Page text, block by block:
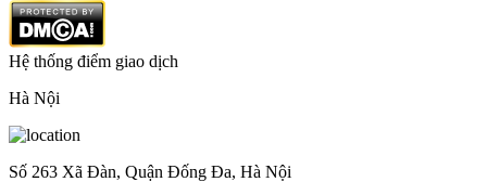
Hệ thống điểm giao dịch
Hà Nội
Số 263 Xã Đàn, Quận Đống Đa, Hà Nội